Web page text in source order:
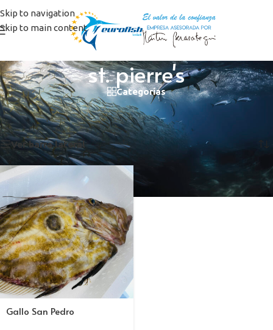
Skip to navigation
Skip to main content
st. pierre's
Categorías
Inicio/Productos etiquetados “st. pierre's”
Mostrando el único resultado
Ver barra lateral
Gallo San Pedro